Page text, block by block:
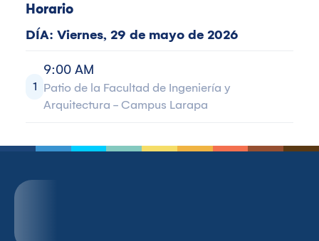
Horario
DÍA: Viernes, 29 de mayo de 2026
1
9:00 AM
Patio de la Facultad de Ingeniería y
Arquitectura - Campus Larapa